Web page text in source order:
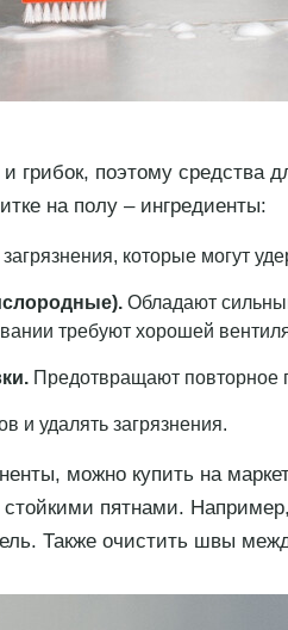
поэтому средства
на полу – ингредиенты:
которые могут
Обладают
требуют хорошей
Предотвращают повторное
и удалять загрязнения.
можно купить на
пятнами.
Также очистить швы